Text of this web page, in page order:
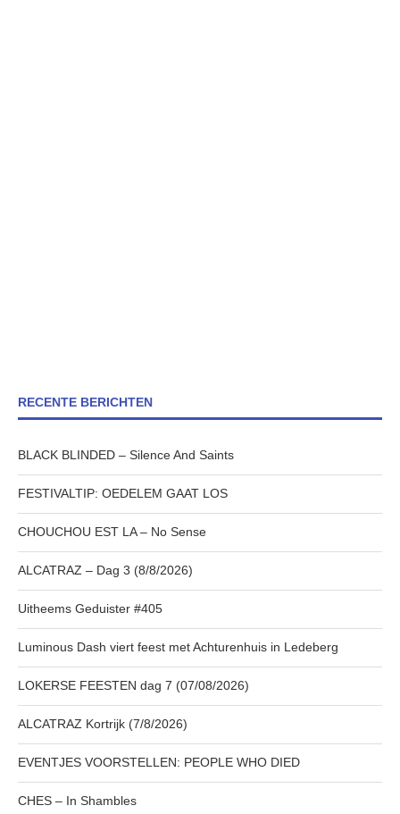
RECENTE BERICHTEN
BLACK BLINDED – Silence And Saints
FESTIVALTIP: OEDELEM GAAT LOS
CHOUCHOU EST LA – No Sense
ALCATRAZ – Dag 3 (8/8/2026)
Uitheems Geduister #405
Luminous Dash viert feest met Achturenhuis in Ledeberg
LOKERSE FEESTEN dag 7 (07/08/2026)
ALCATRAZ Kortrijk (7/8/2026)
EVENTJES VOORSTELLEN: PEOPLE WHO DIED
CHES – In Shambles